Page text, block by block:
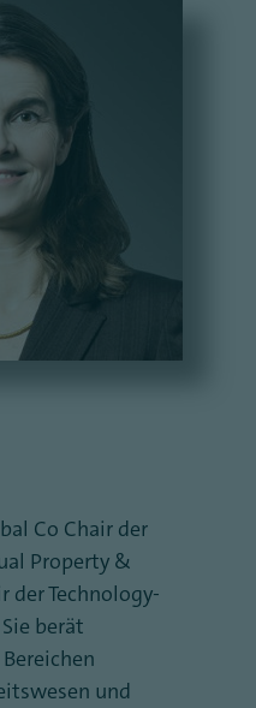
Co Chair der
Property &
der Technology-
berät
und